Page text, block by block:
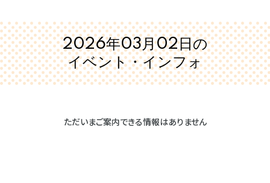
2026年03月02日の
イベント・インフォ
ただいまご案内できる情報はありません